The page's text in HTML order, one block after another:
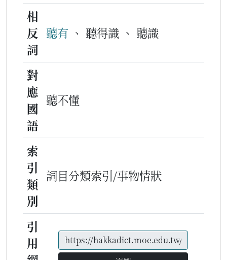
相
反
詞
聽有 、 聽得識 、 聽識
對
應
國
語
聽不懂
索
引
類
別
詞目分類索引/事物情狀
引
用